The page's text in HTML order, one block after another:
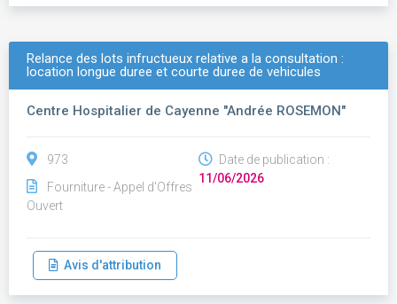
Relance des lots infructueux relative a la consultation :
location longue duree et courte duree de vehicules
Centre Hospitalier de Cayenne "Andrée ROSEMON"
973
Fourniture - Appel d'Offres
Ouvert
Date de publication :
11/06/2026
Avis d'attribution